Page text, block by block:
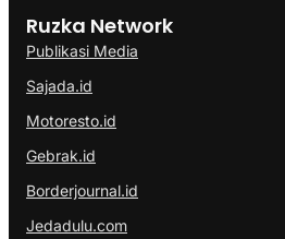
Ruzka Network
Publikasi Media
Sajada.id
Motoresto.id
Gebrak.id
Borderjournal.id
Jedadulu.com